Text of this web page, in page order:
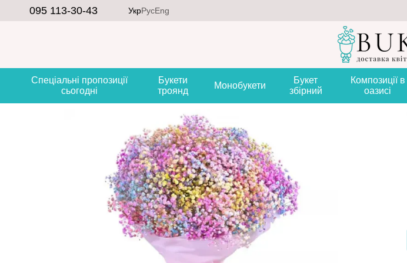
Перейти до основного контенту
095 113-30-43 УкрРусEng
Спеціальні пропозиції
сьогодні
Букети
троянд
Монобукети
Букет
збірний
Композиції в
оазисі